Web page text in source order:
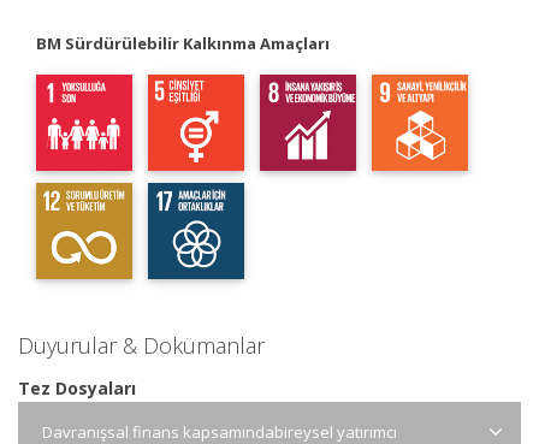
BM Sürdürülebilir Kalkınma Amaçları
Duyurular & Dokümanlar
Tez Dosyaları
Davranışsal finans kapsamındabireysel yatırımcı